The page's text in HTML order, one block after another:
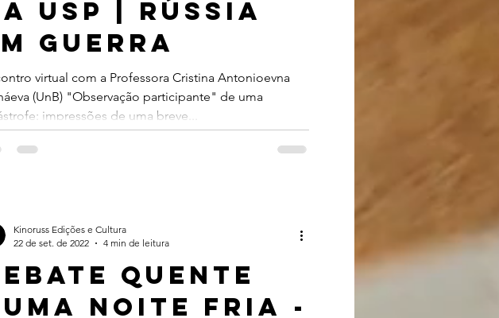
usp | Rússia
guerra
virtual com a Professora Cristina Antonioevna
(UnB) "Observação participante" de uma
impressões de uma breve...
quente
noite fria -
Kinoruss Edições e Cultura
22 de set. de 2022
4 min de leitura